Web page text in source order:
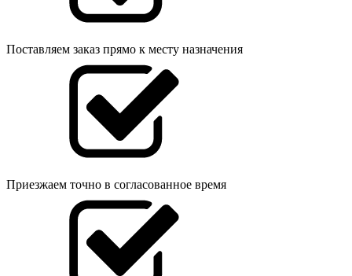
Поставляем заказ прямо к месту назначения
Приезжаем точно в согласованное время